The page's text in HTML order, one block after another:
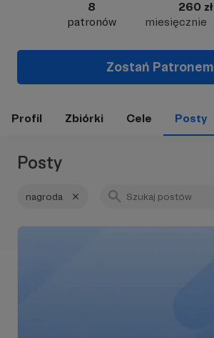
8
patronów
260 zł
miesięcznie
Zostań Patronem
Profil Zbiórki Cele Posty
Posty
nagroda